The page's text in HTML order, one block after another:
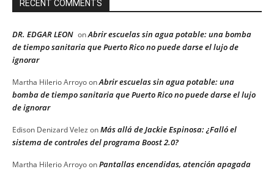
RECENT COMMENTS
DR. EDGAR LEON onAbrir escuelas sin agua potable: una bomba
de tiempo sanitaria que Puerto Rico no puede darse el lujo de
ignorar
Martha Hilerio ArroyoonAbrir escuelas sin agua potable: una
bomba de tiempo sanitaria que Puerto Rico no puede darse el lujo
de ignorar
Edison Denizard Velez onMás allá de Jackie Espinosa: ¿Falló el
sistema de controles del programa Boost 2.0?
Martha Hilerio ArroyoonPantallas encendidas, atención apagada